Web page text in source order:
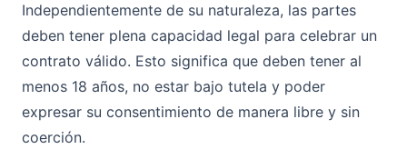
Independientemente de su naturaleza, las partes
deben tener plena capacidad legal para celebrar un
contrato válido. Esto significa que deben tener al
menos 18 años, no estar bajo tutela y poder
expresar su consentimiento de manera libre y sin
coerción.